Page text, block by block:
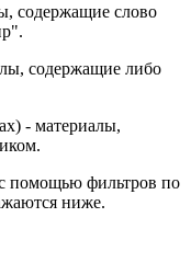
содержащие слово
содержащие либо
- материалы,
помощью фильтров по
ниже.